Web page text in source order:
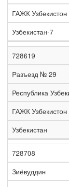
ГАЖК
Узбекистан-7
728619
Разъезд № 29
Республика
ГАЖК
Узбекистан
728708
Зиёвуддин